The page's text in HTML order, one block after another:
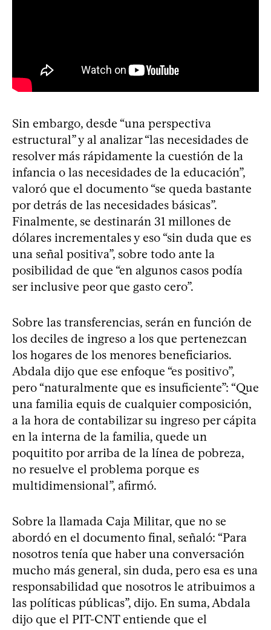
Sin embargo, desde “una perspectiva
estructural” y al analizar “las necesidades de
resolver más rápidamente la cuestión de la
infancia o las necesidades de la educación”,
valoró que el documento “se queda bastante
por detrás de las necesidades básicas”.
Finalmente, se destinarán 31 millones de
dólares incrementales y eso “sin duda que es
una señal positiva”, sobre todo ante la
posibilidad de que “en algunos casos podía
ser inclusive peor que gasto cero”.
Sobre las transferencias, serán en función de
los deciles de ingreso a los que pertenezcan
los hogares de los menores beneficiarios.
Abdala dijo que ese enfoque “es positivo”,
pero “naturalmente que es insuficiente”: “Que
una familia equis de cualquier composición,
a la hora de contabilizar su ingreso per cápita
en la interna de la familia, quede un
poquitito por arriba de la línea de pobreza,
no resuelve el problema porque es
multidimensional”, afirmó.
Sobre la llamada Caja Militar, que no se
abordó en el documento final, señaló: “Para
nosotros tenía que haber una conversación
mucho más general, sin duda, pero esa es una
responsabilidad que nosotros le atribuimos a
las políticas públicas”, dijo. En suma, Abdala
dijo que el PIT-CNT entiende que el